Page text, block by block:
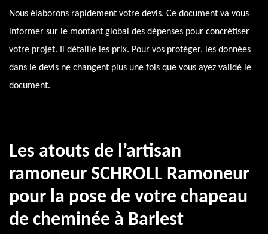
Nous élaborons rapidement votre devis. Ce document va vous
informer sur le montant global des dépenses pour concrétiser
votre projet. Il détaille les prix. Pour vos protéger, les données
dans le devis ne changent plus une fois que vous ayez validé le
document.
Les atouts de l’artisan
ramoneur SCHROLL Ramoneur
pour la pose de votre chapeau
de cheminée à Barlest